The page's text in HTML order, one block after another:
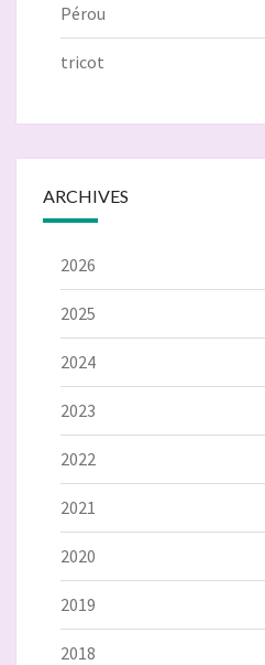
Pérou
tricot
ARCHIVES
2026
2025
2024
2023
2022
2021
2020
2019
2018